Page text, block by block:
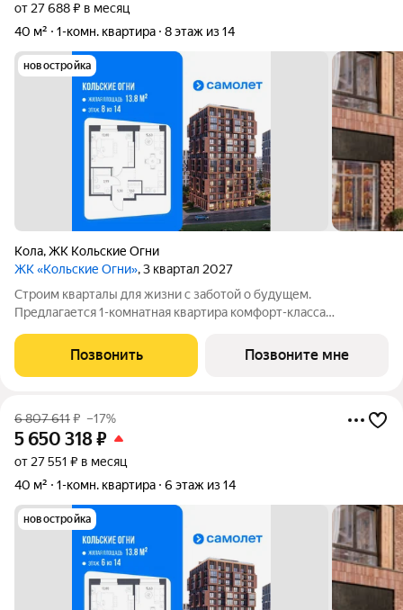
от 27 688 ₽ в месяц
40 м²
1-комн. квартира 8 этаж из 14
новостройка
Кола,ЖК Кольские Огни
ЖК «Кольские Огни», 3 квартал 2027
Строим кварталы для жизни с заботой о будущем.
Предлагается 1-комнатная квартира комфорт-класса
8-м этаже, в жилом комплексе "Кольские Огни". Квартиры
сдаются без отделки, а значит, вы легко
Позвонить Позвоните мне
6 807 611₽ –17%
5 650 318₽
от 27 551 ₽ в месяц
40 м²
1-комн. квартира 6 этаж из 14
новостройка